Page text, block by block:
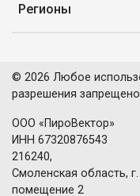
Регионы
© 2026 Любое
разрешения запрещено
ООО «ПироВектор»
ИНН 67320876543
216240,
Смоленская область,
помещение 2